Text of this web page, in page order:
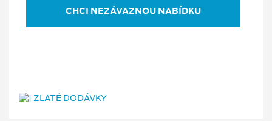
CHCI NEZÁVAZNOU NABÍDKU